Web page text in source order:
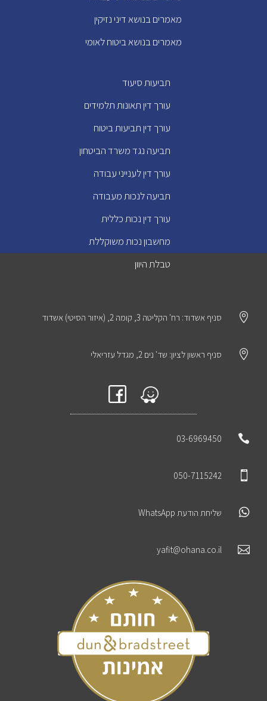
מאמרים בנושא דיני נזיקין
מאמרים בנושא ביטוח לאומי
תביעות סיעוד
עורך דין תאונות תלמידים
עורך דין תביעות ביטוח
תביעה נגד משרד הביטחון
עורך דין לענייני עבודה
תביעה לנכות מעבודה
עורך דין נכות כללית
מחשבון נכות משוקללת
טבלת היוון
 סניף אשדוד: רח' הקליטה 3, קומה 2, (איזור הסיטי) אשדוד
 סניף ראשון לציון: שד' נים 2, מגדל עזריאלי

03-6969450

050-7115242
 שליחת הודעת WhatsApp

yafit@ohana.co.il